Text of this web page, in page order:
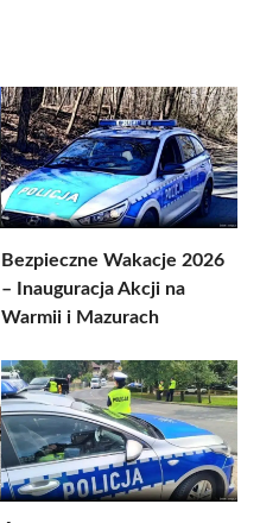
Bezpieczne Wakacje 2026
– Inauguracja Akcji na
Warmii i Mazurach